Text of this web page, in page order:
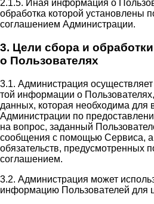
2.1.5. Иная информация о
обработка которой установлены
соглашением Администрации.
3. Цели сбора и
о Пользователях
3.1. Администрация осуществляет
той информации о
данных, которая необходима для
Администрации по
на вопрос, заданный
сообщения с помощью Сервиса, а
обязательств, предусмотренных
соглашением.
3.2. Администрация может
информацию Пользователей для